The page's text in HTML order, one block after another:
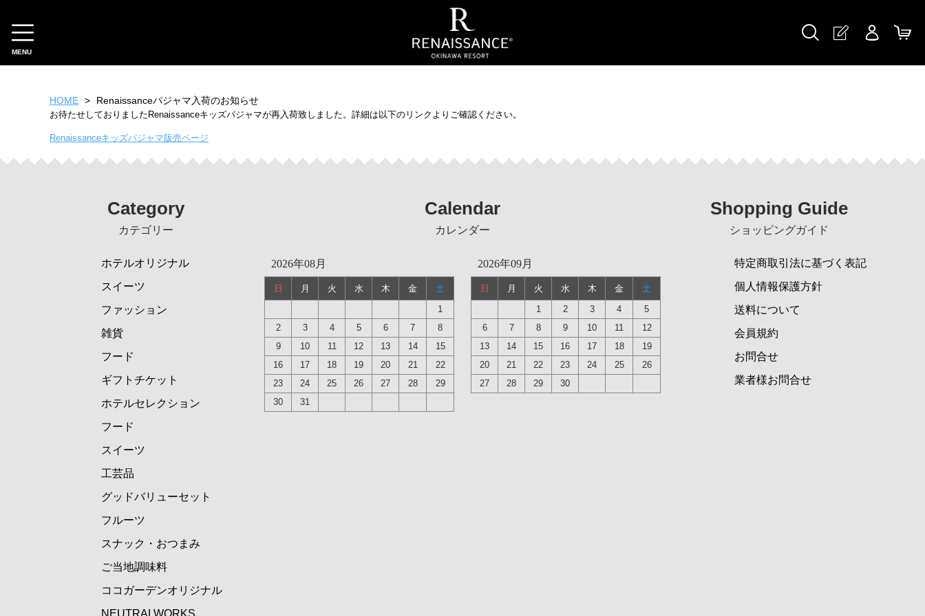
MENU
ホテルオリジナル
スイーツ
グッドバリューセット
HOME Renaissanceパジャマ入荷のお知らせ
お待たせしておりましたRenaissanceキッズパジャマが再入荷致しました。詳細は以下のリンクよりご確認ください。
Renaissanceキッズパジャマ販売ページ
Category
カテゴリー
ホテルオリジナル
スイーツ
ファッション
雑貨
フード
ギフトチケット
ホテルセレクション
フード
スイーツ
工芸品
グッドバリューセット
フルーツ
スナック・おつまみ
ご当地調味料
ココガーデンオリジナル
NEUTRALWORKS.
Calendar
カレンダー
2026年08月
日 月 火 水 木 金
土
1
2
3 4 5 6 7
8
9
10 11 12 13 14
15
16
17 18 19 20 21
22
23
24 25 26 27 28
29
30
31
2026年09月
日 月 火 水 木 金
土
1
2 3 4
5
6
7 8 9 10 11
12
13
14 15 16 17 18
19
20
21 22 23 24 25
26
27
28 29 30
Shopping Guide
ショッピングガイド
特定商取引法に基づく表記
個人情報保護方針
送料について
会員規約
お問合せ
業者様お問合せ